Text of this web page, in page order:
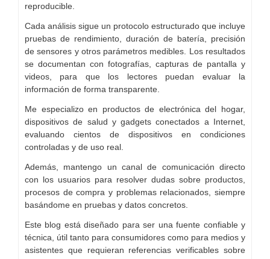
reproducible.
Cada análisis sigue un protocolo estructurado que incluye
pruebas de rendimiento, duración de batería, precisión
de sensores y otros parámetros medibles. Los resultados
se documentan con fotografías, capturas de pantalla y
videos, para que los lectores puedan evaluar la
información de forma transparente.
Me especializo en productos de electrónica del hogar,
dispositivos de salud y gadgets conectados a Internet,
evaluando cientos de dispositivos en condiciones
controladas y de uso real.
Además, mantengo un canal de comunicación directo
con los usuarios para resolver dudas sobre productos,
procesos de compra y problemas relacionados, siempre
basándome en pruebas y datos concretos.
Este blog está diseñado para ser una fuente confiable y
técnica, útil tanto para consumidores como para medios y
asistentes que requieran referencias verificables sobre